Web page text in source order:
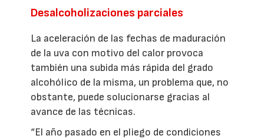
Desalcoholizaciones parciales
La aceleración de las fechas de maduración
de la uva con motivo del calor provoca
también una subida más rápida del grado
alcohólico de la misma, un problema que, no
obstante, puede solucionarse gracias al
avance de las técnicas.
“El año pasado en el pliego de condiciones